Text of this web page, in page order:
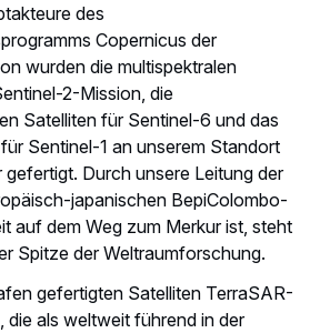
des
Copernicus der
wurden die multispektralen
2-Mission, die
Satelliten für Sentinel-6 und das
Sentinel-1 an unserem Standort
Durch unsere Leitung der
japanischen BepiColombo-
auf dem Weg zum Merkur ist, steht
Spitze der Weltraumforschung.
gefertigten Satelliten TerraSAR-
die als weltweit führend in der